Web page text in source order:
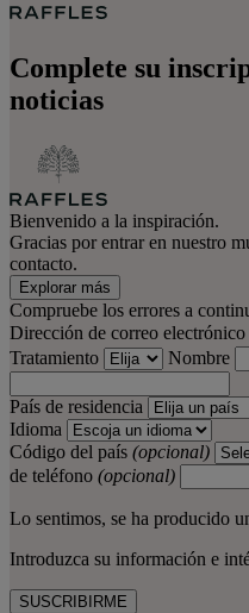
Complete su
noticias
Bienvenido a la inspiración.
Gracias por entrar en nuestro
contacto.
Explorar más
Compruebe los errores a
Dirección de correo electrónico
Tratamiento
Nombre
País de residencia
Idioma
Código del país (opcional)
de teléfono (opcional)
Lo sentimos, se ha producido
Introduzca su información e
SUSCRIBIRME